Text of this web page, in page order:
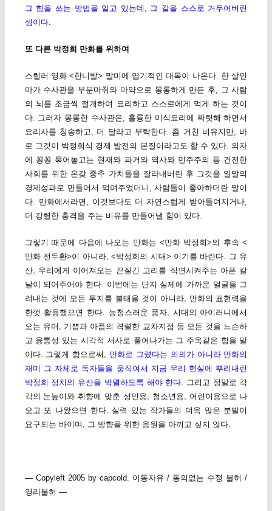
그 힘을 쓰는 방법을 알고 있는데, 그 칼을 스스로 거두어버린
셈이다.
또 다른 박정희 만화를 위하여
스릴러 영화 <한니발> 말미에 엽기적인 대목이 나온다. 한 살인
마가 수사관을 부분마취와 마약으로 몽롱하게 만든 후, 그 사람
의 뇌를 조금씩 절개하여 요리하고 스스로에게 먹게 하는 것이
다. 그러자 몽롱한 수사관은, 훌륭한 미식요리에 짜릿해 하면서
요리사를 칭송하고, 더 달라고 부탁한다. 좀 거친 비유지만, 바
로 그것이 박정희식 경제 발전의 본질이라고도 할 수 있다. 의자
에 꽁꽁 묶어놓고는 현재와 과거와 역사와 민주주의 등 건전한
사회를 위한 온갖 중추 가치들을 잘라내버린 후 그것을 일말의
경제성과로 만들어서 먹여주었더니, 사람들이 좋아하더란 말이
다. 만화에서라면, 이것보다도 더 자연스럽게 받아들여지거나,
더 강렬한 충격을 주는 비유를 만들어낼 힘이 있다.
그렇기 때문에 다음에 나오는 만화는 <만화 박정희>의 후속 <
만화 전두환>이 아니라, <박정희의 시대> 이기를 바란다. 그 유
산, 우리에게 이어져오는 끈질긴 고리를 직면시켜주는 아픈 칼
날이 되어주어야 한다. 이번에는 단지 실제에 가까운 얼굴을 그
려내는 것에 모든 투지를 불태울 것이 아니라, 만화의 표현력을
한껏 활용했으면 한다. 능청스러운 풍자, 시대의 아이러니에서
오는 유머, 기쁨과 아픔의 격렬한 교차지점 등 모든 것을 느슨하
고 융통성 있는 시각적 서사로 풀어나가는 그 주옥같은 힘을 말
이다. 그렇게 함으로써, 만화로 그렸다는 의의가 아니라 만화의
재미 그 자체로 독자들을 움직여서 지금 우리 현실에 뿌리내린
박정희 정치의 유산을 박멸하도록 해야 한다 . 그리고 정말로 각
각의 눈높이와 취향에 맞춘 성인용, 청소년용, 어린이용으로 나
오고 또 나왔으면 한다. 실력 있는 작가들의 더욱 많은 분발이
요구되는 바이며, 그 방향을 위한 응원을 아끼고 싶지 않다.
— Copyleft 2005 by capcold. 이동자유 / 동의없는 수정 불허 /
영리불허 —